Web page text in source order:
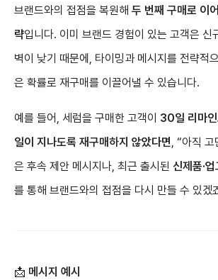
브랜드와의 접점을 복원해 두 번째 구매로 이
략입니다. 이미 브랜드 경험이 있는 고객은 신
벽이 낮기 때문에, 타이밍과 메시지를 전략적
은 확률로 재구매를 이끌어낼 수 있습니다.
예를 들어, 세럼을 구매한 고객이 30일 리마
일이 지나도록 재구매하지 않았다면, “아직
은 후속 제안 메시지나, 최근 출시된 신제품·
를 통해 브랜드와의 접점을 다시 만들 수 있겠
📩 메시지 예시